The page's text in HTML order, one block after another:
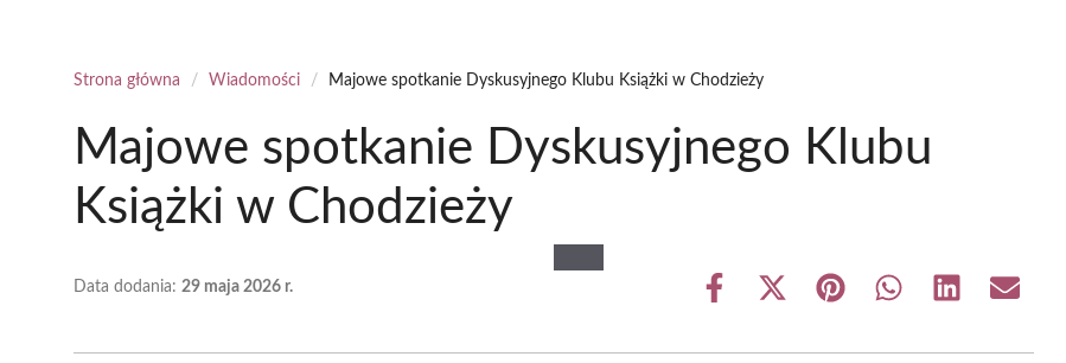
Strona główna / Wiadomości / Majowe spotkanie Dyskusyjnego Klubu Książki w Chodzieży
Majowe spotkanie Dyskusyjnego Klubu
Książki w Chodzieży
Data dodania: 29 maja 2026 r.
Share
Share
(Twitter)
Share Share Share Share